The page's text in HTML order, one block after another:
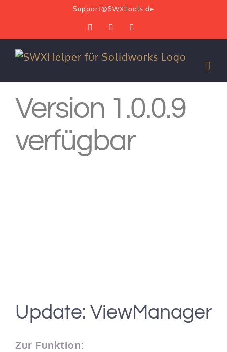
springen
Support@SWXTools.de
FacebookYouTube
Version 1.0.0.9
verfügbar
Update: ViewManager
Zur Funktion: